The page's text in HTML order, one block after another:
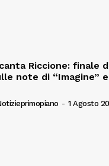
Riccione: finale
note di “Imagine”
- 1 Agosto